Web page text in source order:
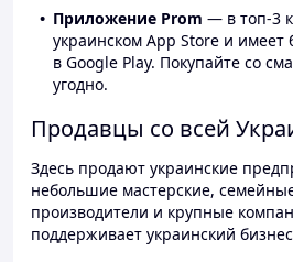
Приложение Prom — в топ-3
украинском App Store и имеет
в Google Play. Покупайте со
угодно.
Продавцы со всей
Здесь продают украинские
небольшие мастерские,
производители и крупные
поддерживает украинский